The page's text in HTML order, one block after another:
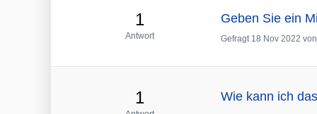
1
Antwort
Geben Sie ein
Gefragt 18 Nov 2022 von
1 Wie kann ich